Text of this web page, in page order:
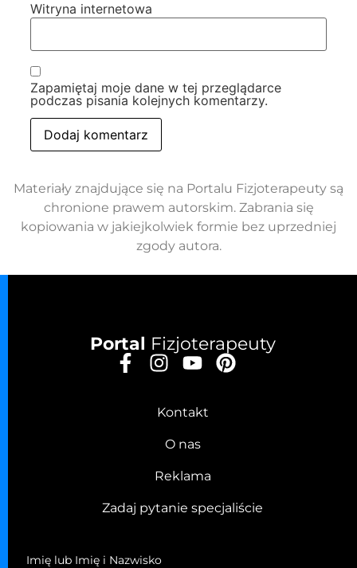
Witryna internetowa
Zapamiętaj moje dane w tej przeglądarce
podczas pisania kolejnych komentarzy.
Materiały znajdujące się na Portalu Fizjoterapeuty są
chronione prawem autorskim. Zabrania się
kopiowania w jakiejkolwiek formie bez uprzedniej
zgody autora.
Portal Fizjoterapeuty
Kontakt
O nas
Reklama
Zadaj pytanie specjaliście
Imię lub Imię i Nazwisko